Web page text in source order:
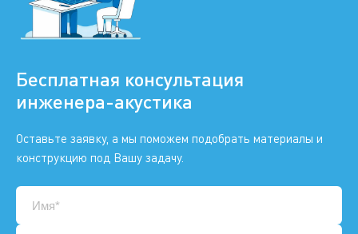
Бесплатная консультация
инженера-акустика
Оставьте заявку, а мы поможем подобрать материалы и
конструкцию под Вашу задачу.